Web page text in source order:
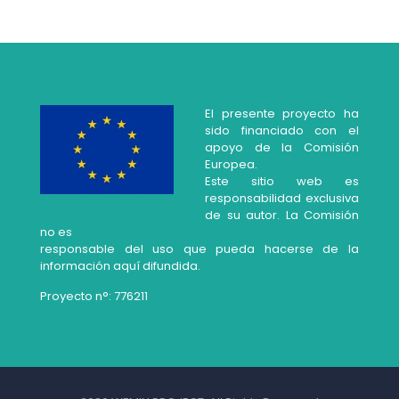
El presente proyecto ha
sido financiado con el
apoyo de la Comisión
Europea.
Este sitio web es
responsabilidad exclusiva
de su autor. La Comisión
no es
responsable del uso que pueda hacerse de la
información aquí difundida.
Proyecto n°: 776211